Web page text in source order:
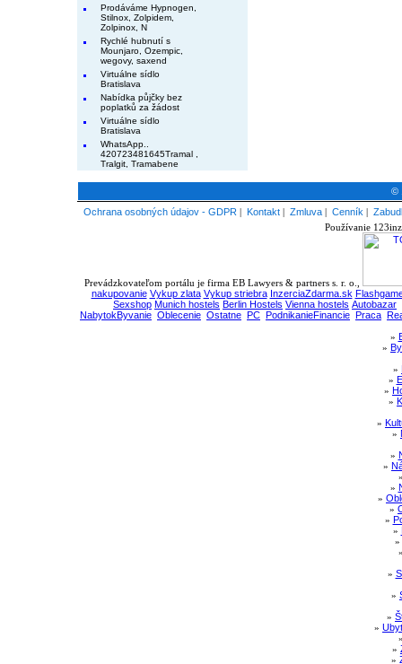
Prodáváme Hypnogen,
Stilnox, Zolpidem,
Zolpinox, N
Rychlé hubnutí s
Mounjaro, Ozempic,
wegovy, saxend
Virtuálne sídlo
Bratislava
Nabídka půjčky bez
poplatků za žádost
Virtuálne sídlo
Bratislava
WhatsApp..
420723481645Tramal ,
Tralgit, Tramabene
©
Ochrana osobných údajov - GDPR | Kontakt | Zmluva | Cenník |
Používanie
Prevádzkovateľom portálu je firma EB Lawyers & partners s. r. o.,
nakupovanie Vykup zlata Vykup striebra InzerciaZdarma.sk
Sexshop Munich hostels Berlin Hostels Vienna hostels Autobazar
NabytokByvanie Oblecenie Ostatne PC PodnikanieFinancie Praca
»
»
»
»
»
»
»
»
»
»
»
»
»
»
»
»
»
»
»
»
»
»